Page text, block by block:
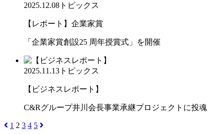
2025.12.08 トピックス
【レポート】企業家賞
「企業家賞創設25 周年授賞式」を開催
2025.11.13 トピックス
【ビジネスレポート】
C&Rグループ井川会長事業承継プロジェクトに投魂
1 2 3 4 5